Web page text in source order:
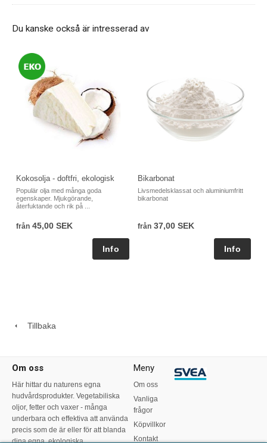
Du kanske också är intresserad av
Kokosolja - doftfri, ekologisk
Populär olja med många goda
egenskaper. Mjukgörande,
återfuktande och rik på ...
från 45,00 SEK
Bikarbonat
Livsmedelsklassat och aluminiumfritt
bikarbonat
från 37,00 SEK
Tillbaka
Om oss
Här hittar du naturens egna
hudvårdsprodukter. Vegetabiliska
oljor, fetter och vaxer - många
underbara och effektiva att använda
precis som de är eller för att blanda
dina egna, ekologiska
Meny
Om oss
Vanliga
frågor
Köpvillkor
Kontakt